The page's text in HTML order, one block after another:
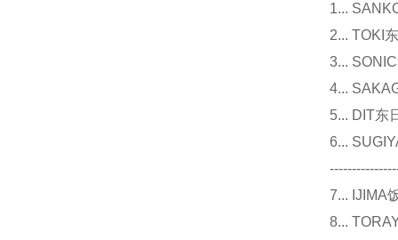
1...
2... TOKI
3...
4...
5... DIT东
6...
7... IJIMA
8...